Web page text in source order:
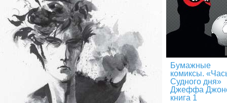
Бумажные
комиксы.
Судного дня»
Джеффа
книга 1